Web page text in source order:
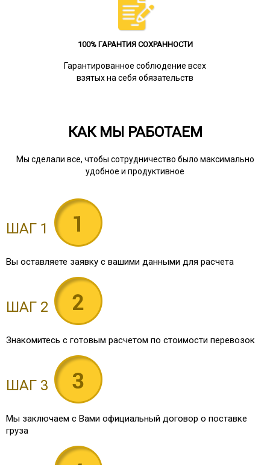
100% ГАРАНТИЯ СОХРАННОСТИ
Гарантированное соблюдение всех
взятых на себя обязательств
КАК МЫ РАБОТАЕМ
Мы сделали все, чтобы сотрудничество было максимально
удобное и продуктивное
ШАГ 1
Вы оставляете заявку с вашими данными для расчета
ШАГ 2
Знакомитесь с готовым расчетом по стоимости перевозок
ШАГ 3
Мы заключаем с Вами официальный договор о поставке
груза